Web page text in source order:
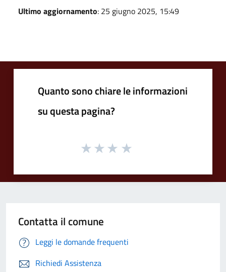
Ultimo aggiornamento: 25 giugno 2025, 15:49
Quanto sono chiare le informazioni
su questa pagina?
Contatta il comune
Leggi le domande frequenti
Richiedi Assistenza